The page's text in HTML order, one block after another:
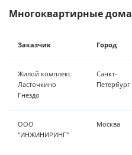
Многоквартирные дома
Заказчик Город
Жилой комплекс
Ласточкино
Гнездо
Санкт-
Петербург
ООО
"ИНЖИНИРИНГ"
Москва